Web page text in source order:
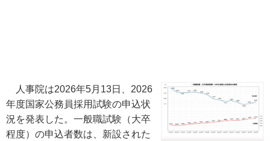
人事院は2026年5月13日、2026
年度国家公務員採用試験の申込状
況を発表した。一般職試験（大卒
程度）の申込者数は、新設された